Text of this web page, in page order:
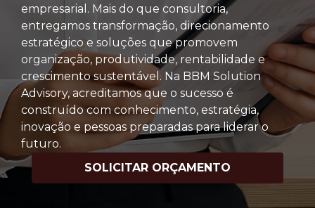
empresarial. Mais do que consultoria,
entregamos transformação, direcionamento
estratégico e soluções que promovem
organização, produtividade, rentabilidade e
crescimento sustentável. Na BBM Solution
Advisory, acreditamos que o sucesso é
construído com conhecimento, estratégia,
inovação e pessoas preparadas para liderar o
futuro.
SOLICITAR ORÇAMENTO